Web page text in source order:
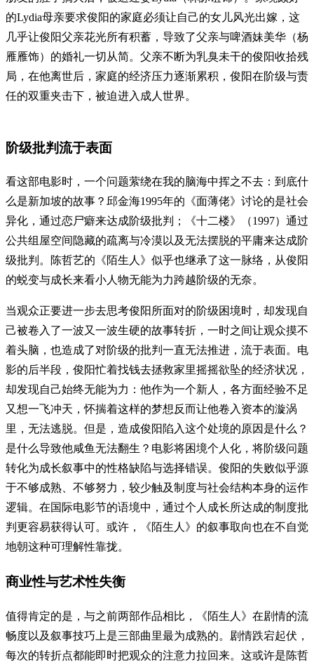
的Lydia母亲要求俊阳的家庭必须让自己的女儿风光出嫁，这
几乎让俊阳父亲花光所有积蓄，导致了父亲与啤酒妹美华（杨
雁雁饰）的婚礼一切从简。父亲不断为乳臭未干的俊阳收拾残
局，在他离世后，家庭的经济压力逐渐累积，俊阳在阶级与责
任的双重夹击下，被迫进入成人世界。
阶级批判流于表面
看这部电影时，一个问题萦绕在我的脑海中挥之不去：到底什
么是新加坡的故事？邱金海1995年的《面薄佬》讨论的是社会
异化，通过恋尸癖来达成阶级批判；《十二楼》（1997）通过
公共组屋空间隐藏的疏离与冷漠以及无法摆脱的平庸来达成阶
级批判。陈哲艺的《陌生人》似乎也继承了这一脉络，从俊阳
的蜕变与成长来看小人物无能为力跨越阶级的无奈。
当观众正要进一步去思考俊阳所面对的阶级困境时，却发现自
己被卷入了一波又一波生硬的故事转折，一时之间让观众摸不
着头脑，也造成了对阶级的批判一直无法推进，流于表面。电
影的后半段，俊阳忙着找钱去拯救家里摇摇欲坠的经济状况，
却发现自己始终无能为力：他作为一个新人，各方面经验不足
又想一飞冲天，怀揣着这样的梦想反而让他卷入资本的漩涡
里，无法逃脱。但是，造成俊阳陷入这个处境的原因是什么？
是什么导致他咸鱼无法翻生？电影将困境个人化，将阶级问题
转化为成长叙事中的性格缺陷与选择错误。俊阳的失败似乎源
于不够成熟、不够努力，较少触及制度与社会结构本身的运作
逻辑。在国际电影节的语境中，通过个人成长所达成的制度批
判更容易获得认可。或许，《陌生人》的叙事取向也在不自觉
地朝这种可理解性靠拢。
商业性与艺术性失衡
值得肯定的是，与之前两部作品相比，《陌生人》在剧情的流
畅度以及叙事技巧上是三部曲里最为成熟的。剧情跌宕起伏，
每次的转折点都能即时把观众的注意力拉回来。这或许是陈哲